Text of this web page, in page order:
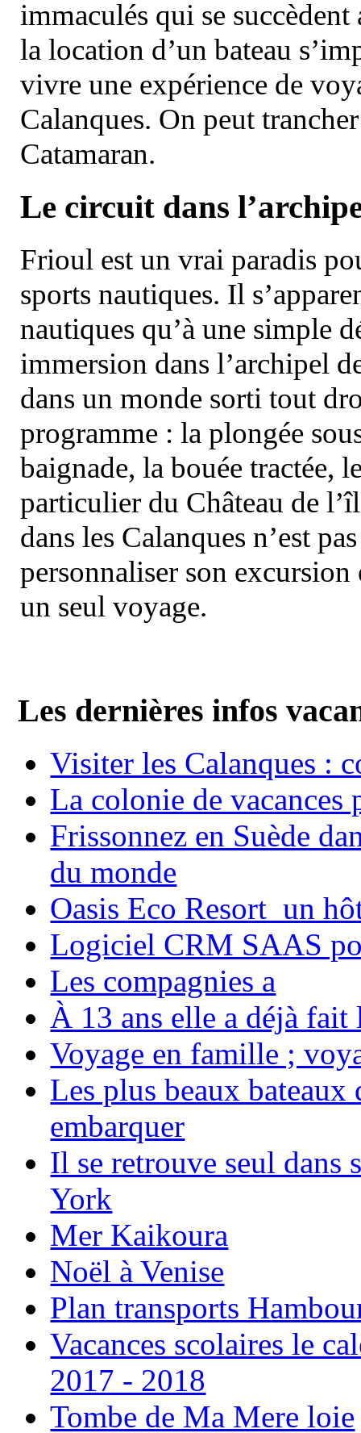
immaculés qui se
la location d’un bateau
vivre une expérience de
Calanques. On peut
Catamaran.
Le circuit dans
Frioul est un vrai paradis
sports nautiques. Il
nautiques qu’à une simple
immersion dans l’archipel
dans un monde sorti tout
programme : la plongée
baignade, la bouée tractée,
particulier du Château de
dans les Calanques n’est
personnaliser son
un seul voyage.
Les dernières infos
Visiter les Calanques :
La colonie de vacances
Frissonnez en Suède
du monde
Oasis Eco Resort un
Logiciel CRM SAAS
Les compagnies a
À 13 ans elle a déjà
Voyage en famille ;
Les plus beaux bateaux
embarquer
Il se retrouve seul dans
York
Mer Kaikoura
Noël à Venise
Plan transports
Vacances scolaires le
2017 - 2018
Tombe de Ma Mere loie